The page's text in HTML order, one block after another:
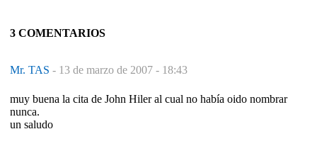
3 COMENTARIOS
Mr. TAS - 13 de marzo de 2007 - 18:43
muy buena la cita de John Hiler al cual no había oido nombrar
nunca.
un saludo